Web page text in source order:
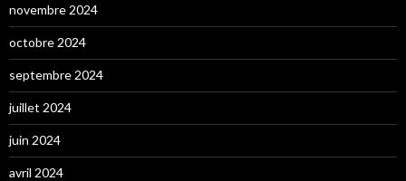
novembre 2024
octobre 2024
septembre 2024
juillet 2024
juin 2024
avril 2024